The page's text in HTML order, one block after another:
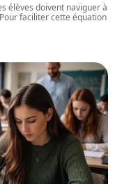
élèves doivent naviguer à
faciliter cette équation